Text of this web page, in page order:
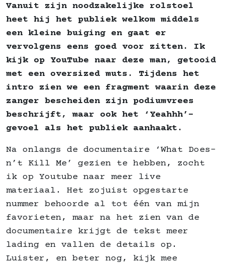
Vanuit zijn noodzakelijke rolstoel
heet hij het publiek welkom middels
een kleine buiging en gaat er
vervolgens eens goed voor zitten. Ik
kijk op YouTube naar deze man, getooid
met een oversized muts. Tijdens het
intro zien we een fragment waarin deze
zanger bescheiden zijn podiumvrees
beschrijft, maar ook het ‘Yeahhh’-
gevoel als het publiek aanhaakt.
Na onlangs de documentaire ‘What Does-
n’t Kill Me’ gezien te hebben, zocht
ik op Youtube naar meer live
materiaal. Het zojuist opgestarte
nummer behoorde al tot één van mijn
favorieten, maar na het zien van de
documentaire krijgt de tekst meer
lading en vallen de details op.
Luister, en beter nog, kijk mee